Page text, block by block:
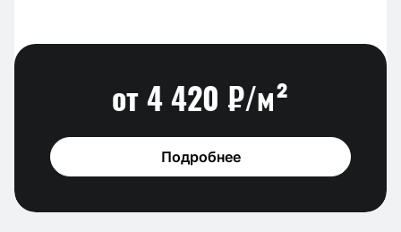
от 4 420 ₽/м²
Подробнее